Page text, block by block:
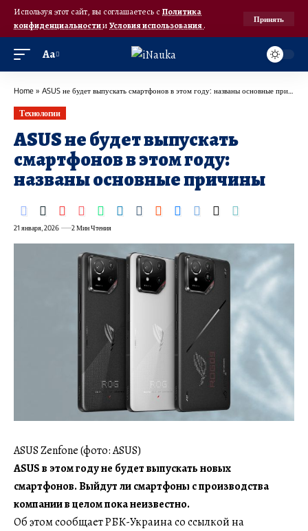
Используя этот сайт, вы соглашаетесь с Политика
конфиденциальностииУсловия использования.
Принять
Аа
Home » ASUS не будет выпускать смартфонов в этом году: названы основные причины
Технологии
ASUS не будет выпускать
смартфонов в этом году:
названы основные причины
21 января, 2026 2 Мин Чтения
ASUS Zenfone (фото: ASUS)
ASUS в этом году не будет выпускать новых
смартфонов. Выйдут ли смартфоны с производства
компании в целом пока неизвестно.
Об этом сообщает РБК-Украина со ссылкой на